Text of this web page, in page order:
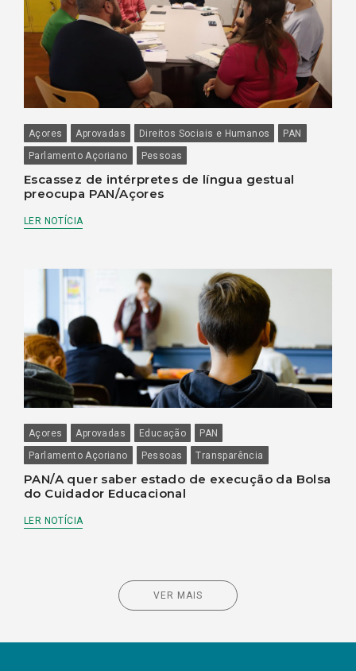
Açores Aprovadas Direitos Sociais e Humanos
PAN
Parlamento Açoriano
Pessoas
Escassez de intérpretes de língua gestual
preocupa PAN/Açores
LER NOTÍCIA
Açores Aprovadas Educação
PAN
Parlamento Açoriano
Pessoas Transparência
PAN/A quer saber estado de execução da Bolsa
do Cuidador Educacional
LER NOTÍCIA
VER MAIS